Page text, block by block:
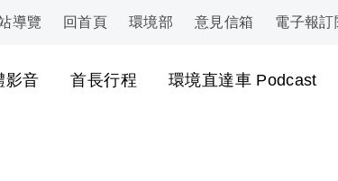
導覽 回首頁 環境部 意見信箱 電子報訂
影音 首長行程 環境直達車 Podcast